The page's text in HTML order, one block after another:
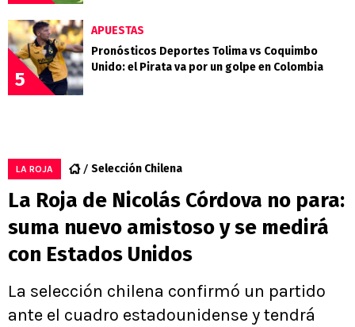
5
APUESTAS
Pronósticos Deportes Tolima vs Coquimbo
Unido: el Pirata va por un golpe en Colombia
LA ROJA Selección Chilena
La Roja de Nicolás Córdova no para:
suma nuevo amistoso y se medirá
con Estados Unidos
La selección chilena confirmó un partido
ante el cuadro estadounidense y tendrá